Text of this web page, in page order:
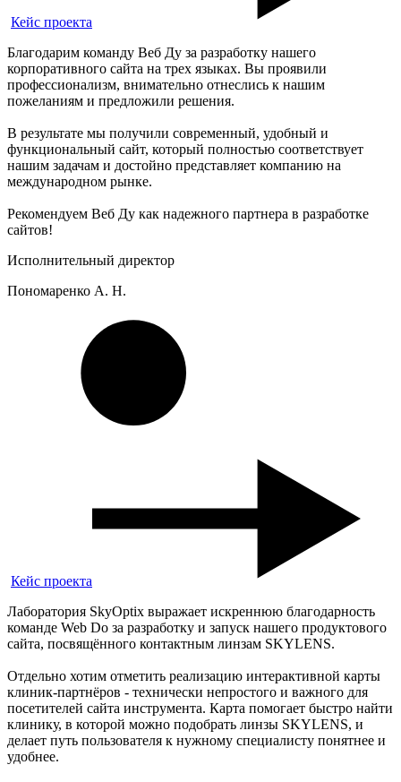
Кейс проекта
Благодарим команду Веб Ду за разработку нашего
корпоративного сайта на трех языках. Вы проявили
профессионализм, внимательно отнеслись к нашим
пожеланиям и предложили решения.
В результате мы получили современный, удобный и
функциональный сайт, который полностью соответствует
нашим задачам и достойно представляет компанию на
международном рынке.
Рекомендуем Веб Ду как надежного партнера в разработке
сайтов!
Исполнительный директор
Пономаренко А. Н.
Кейс проекта
Лаборатория SkyOptix выражает искреннюю благодарность
команде Web Do за разработку и запуск нашего продуктового
сайта, посвящённого контактным линзам SKYLENS.
Отдельно хотим отметить реализацию интерактивной карты
клиник-партнёров - технически непростого и важного для
посетителей сайта инструмента. Карта помогает быстро найти
клинику, в которой можно подобрать линзы SKYLENS, и
делает путь пользователя к нужному специалисту понятнее и
удобнее.